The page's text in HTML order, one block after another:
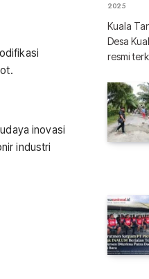
inovasi
industri
2025
Kuala
Desa
resmi